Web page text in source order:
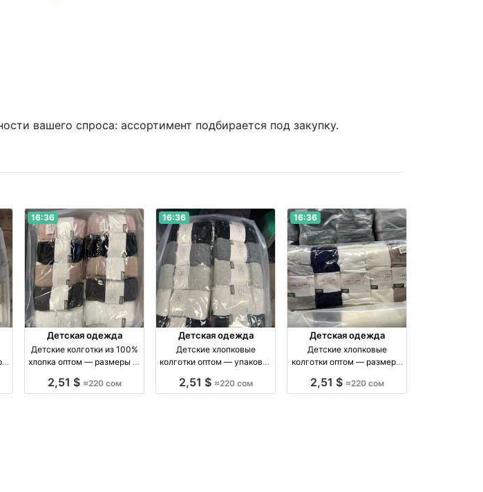
вашего спроса: ассортимент подбирается под закупку.
16:36
Детская одежда
Детские колготки из 100%
хлопка оптом — размеры 1–
Киргизия
2,51 $ ≈220 сом
16:36
Детская одежда
Детские хлопковые
колготки оптом — упаковка
производство Киргизия
2,51 $ ≈220 сом
16:36
Детская одежда
Детские хлопковые
колготки оптом — размеры
оптом производство
2,51 $ ≈220 сом